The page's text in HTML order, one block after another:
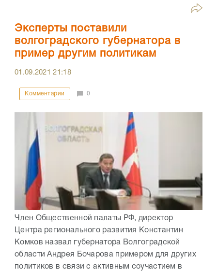
Эксперты поставили
волгоградского губернатора в
пример другим политикам
01.09.202121:18
Комментарии 0
Член Общественной палаты РФ, директор
Центра регионального развития Константин
Комков назвал губернатора Волгоградской
области Андрея Бочарова примером для других
политиков в связи с активным соучастием в